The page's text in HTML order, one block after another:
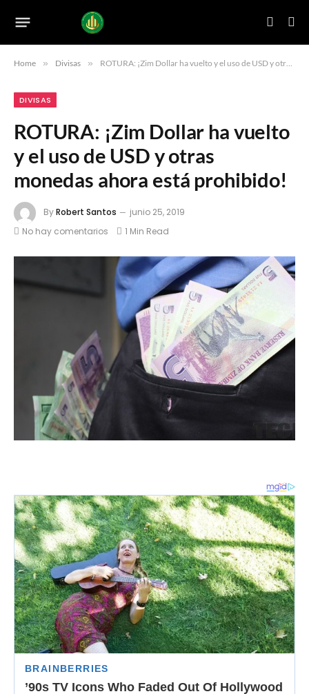
Home » Divisas » ROTURA: ¡Zim Dollar ha vuelto y el uso de USD y otras monedas ahora está prohibido!
DIVISAS
ROTURA: ¡Zim Dollar ha vuelto
y el uso de USD y otras
monedas ahora está prohibido!
ByRobert Santos
junio 25, 2019
No hay comentarios
1 Min Read